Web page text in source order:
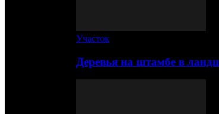
Участок
Деревья на штамбе в